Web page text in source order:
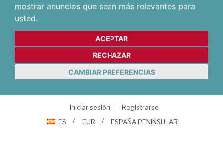
mostrar anuncios que sean más relevantes para
usted.
ACEPTAR
RECHAZAR
CAMBIAR PREFERENCIAS
Iniciar sesión
Registrarse
ES
EUR ESPAÑA PENINSULAR